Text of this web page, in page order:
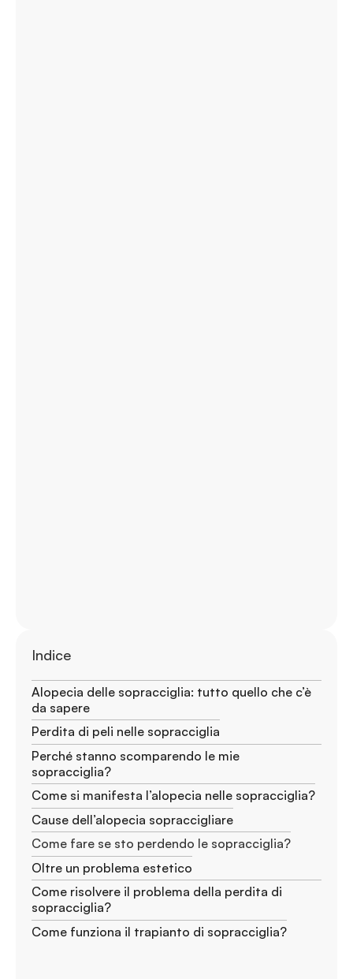
Indice
Alopecia delle sopracciglia: tutto quello che c’è
da sapere
Perdita di peli nelle sopracciglia
Perché stanno scomparendo le mie
sopracciglia?
Come si manifesta l’alopecia nelle sopracciglia?
Cause dell’alopecia sopraccigliare
Come fare se sto perdendo le sopracciglia?
Oltre un problema estetico
Come risolvere il problema della perdita di
sopracciglia?
Come funziona il trapianto di sopracciglia?